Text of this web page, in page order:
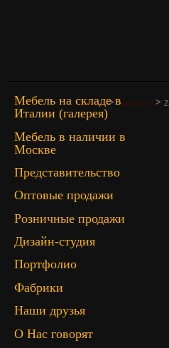
Мебель на складе в
Италии (галерея)
Мебель в наличии в
Москве
Представительство
Оптовые продажи
Розничные продажи
Дизайн-студия
Портфолио
Фабрики
Наши друзья
О Нас говорят
Главная>Фабрики >